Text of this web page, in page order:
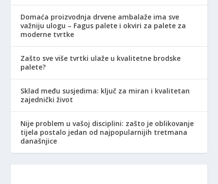
Domaća proizvodnja drvene ambalaže ima sve
važniju ulogu – Fagus palete i okviri za palete za
moderne tvrtke
Zašto sve više tvrtki ulaže u kvalitetne brodske
palete?
Sklad među susjedima: ključ za miran i kvalitetan
zajednički život
Nije problem u vašoj disciplini: zašto je oblikovanje
tijela postalo jedan od najpopularnijih tretmana
današnjice